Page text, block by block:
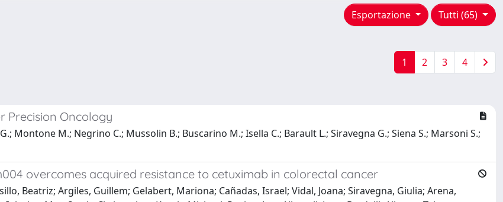
Tutti (65)
Esportazione
1 2 3 4
Precision Oncology
Montone M.; Negrino C.; Mussolin B.; Buscarino M.; Isella C.; Barault L.; Siravegna G.; Siena S.; Marsoni S.;
overcomes acquired resistance to cetuximab in colorectal cancer
Beatriz; Argiles, Guillem; Gelabert, Mariona; Cañadas, Israel; Vidal, Joana; Siravegna, Giulia; Arena,